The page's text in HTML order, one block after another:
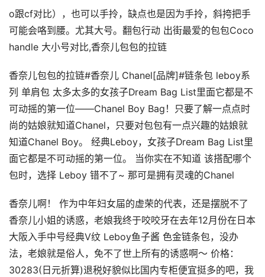
o跟cf对比），也可以手拎，缺点也是因为手拎，斜挎把手
可能会咯到腰。尤其大号。翻包行动 出街最爱的包包Coco
handle 大小号对比,香奈儿包包的拉链
香奈儿包包的拉链#香奈儿 Chanel[品牌]#链条包 leboy系
列 单肩包 太多太多的女孩子Dream Bag List里面它都是不
可动摇的第一位——Chanel Boy Bag！只要了解一点点时
尚的姑娘就知道Chanel，只要对包包有一点兴趣的姑娘就
知道Chanel Boy。 经典Leboy，女孩子Dream Bag List里
面它都是不可动摇的第一位。 当你实在不知道 该搭配哪个
包时，选择 Leboy 错不了~ 那可是拥有灵魂的Chanel
香奈儿啊！ 作为中年妇女届的虚荣的代表，还是摆脱不了
香奈儿小姐的诱惑，老娘我终于咬咬牙在去年12月份在日本
大阪入手中号经典V纹 Leboy鱼子酱 色金链条包，没办
法，老娘就是俗人，免不了世上所有的诱惑啊～ 价格：
30283(日元折算)退税好貌似比国内专柜便宜挺多的吧，我